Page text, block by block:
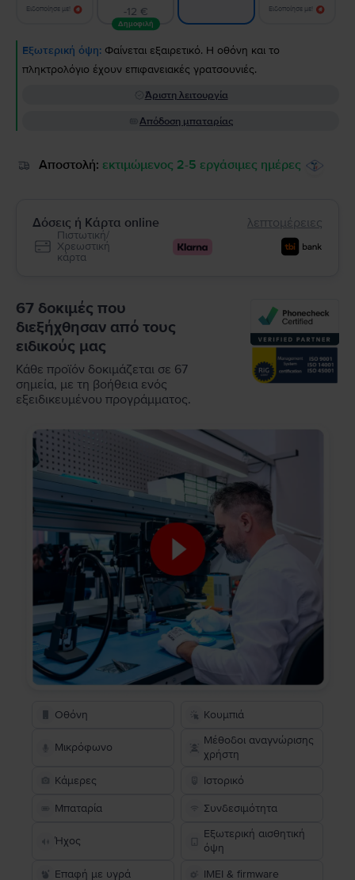
Ειδοποίησε με! -12 €
Δημοφιλή
Ειδοποίησε με!
Εξωτερική όψη: Φαίνεται εξαιρετικό. Η οθόνη και το
πληκτρολόγιο έχουν επιφανειακές γρατσουνιές.
Άριστη λειτουργία
Απόδοση μπαταρίας
Αποστολή: εκτιμώμενος 2-5 εργάσιμες ημέρες
Δόσεις ή Κάρτα online λεπτομέρειες
Πιστωτική/
Χρεωστική
κάρτα
67 δοκιμές που
διεξήχθησαν από τους
ειδικούς μας
Κάθε προϊόν δοκιμάζεται σε 67
σημεία, με τη βοήθεια ενός
εξειδικευμένου προγράμματος.
Οθόνη Κουμπιά
Μικρόφωνο
Μέθοδοι αναγνώρισης
χρήστη
Κάμερες
Ιστορικό
Μπαταρία Συνδεσιμότητα
Ήχος
Εξωτερική αισθητική
όψη
Επαφή με υγρά
IMEI & firmware